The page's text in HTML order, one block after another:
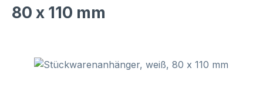
80 x 110 mm
Bildergalerie überspringen